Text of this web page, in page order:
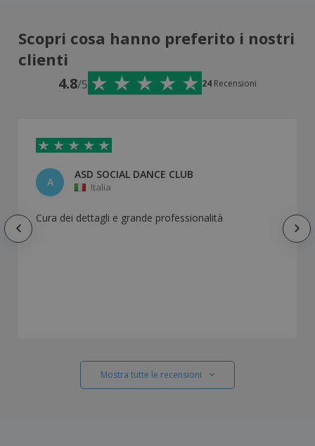
Scopri cosa hanno preferito i nostri
clienti
4.8/5 24 Recensioni
A
ASD SOCIAL DANCE CLUB
Italia
Cura dei dettagli e grande professionalità
Mostra tutte le recensioni